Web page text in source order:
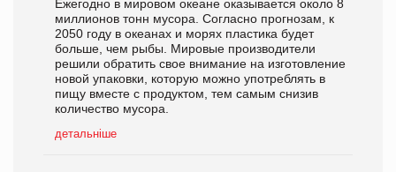
Ежегодно в мировом океане оказывается около 8
миллионов тонн мусора. Согласно прогнозам, к
2050 году в океанах и морях пластика будет
больше, чем рыбы. Мировые производители
решили обратить свое внимание на изготовление
новой упаковки, которую можно употреблять в
пищу вместе с продуктом, тем самым снизив
количество мусора.
детальніше